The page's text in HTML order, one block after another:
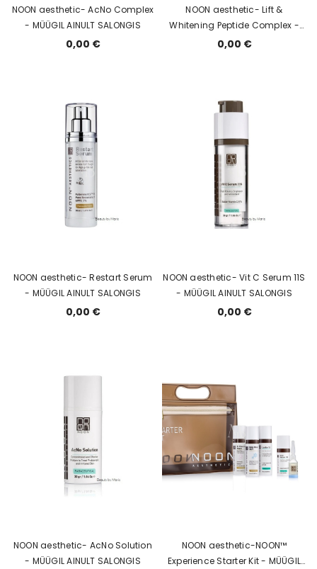
NOON aesthetic- AcNo Complex
- MÜÜGIL AINULT SALONGIS
0,00 €
NOON aesthetic- Lift &
Whitening Peptide Complex -
MÜÜGIL AINULT SALONGIS
0,00 €
NOON aesthetic- Restart Serum
- MÜÜGIL AINULT SALONGIS
0,00 €
NOON aesthetic- Vit C Serum 11S
- MÜÜGIL AINULT SALONGIS
0,00 €
NOON aesthetic- AcNo Solution
- MÜÜGIL AINULT SALONGIS
NOON aesthetic-NOON™
Experience Starter Kit - MÜÜGIL